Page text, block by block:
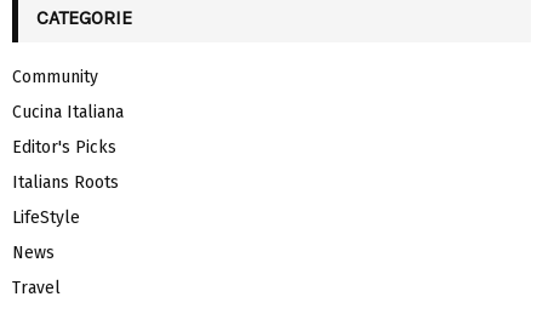
CATEGORIE
Community
Cucina Italiana
Editor's Picks
Italians Roots
LifeStyle
News
Travel